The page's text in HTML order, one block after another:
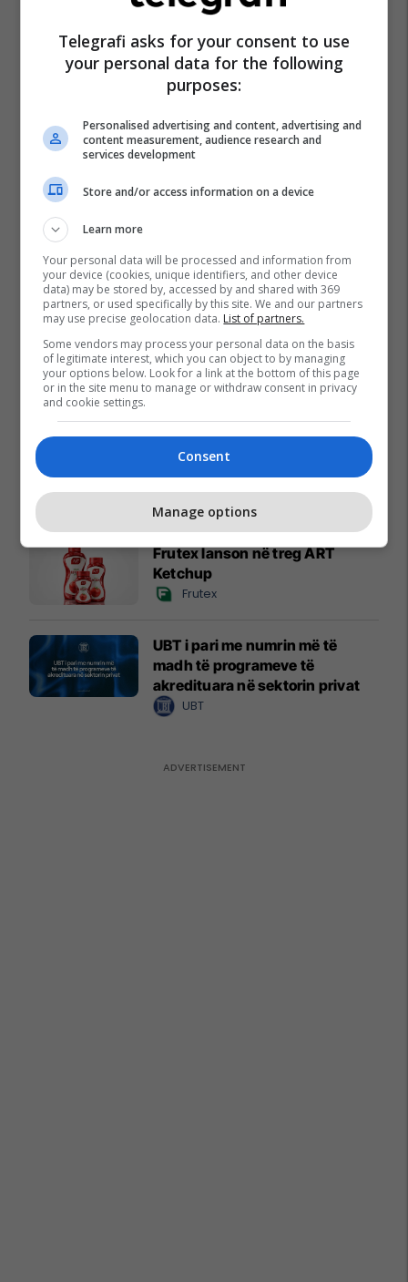
Promo Reklamo këtu
Shell V-Power me formulë të re
pastron motorin e makinës suaj
deri në 100%
MobiSIM: Internet kudo dhe 15%
cashback
Frutex lanson në treg ART
Ketchup
Frutex
UBT i pari me numrin më të
madh të programeve të
akredituara në sektorin privat
UBT
Telegrafi asks for your consent to use
your personal data for the following
purposes:
Personalised advertising and content, advertising and
content measurement, audience research and
services development
Store and/or access information on a device
Learn more
Your personal data will be processed and information from
your device (cookies, unique identifiers, and other device
data) may be stored by, accessed by and shared with 369
partners, or used specifically by this site. We and our partners
may use precise geolocation data. List of partners.
Some vendors may process your personal data on the basis
of legitimate interest, which you can object to by managing
your options below. Look for a link at the bottom of this page
or in the site menu to manage or withdraw consent in privacy
and cookie settings.
Consent
Manage options